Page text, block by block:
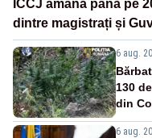
ÎCCJ amână până pe
dintre magistrați și
6 aug.
130
din
6 aug.